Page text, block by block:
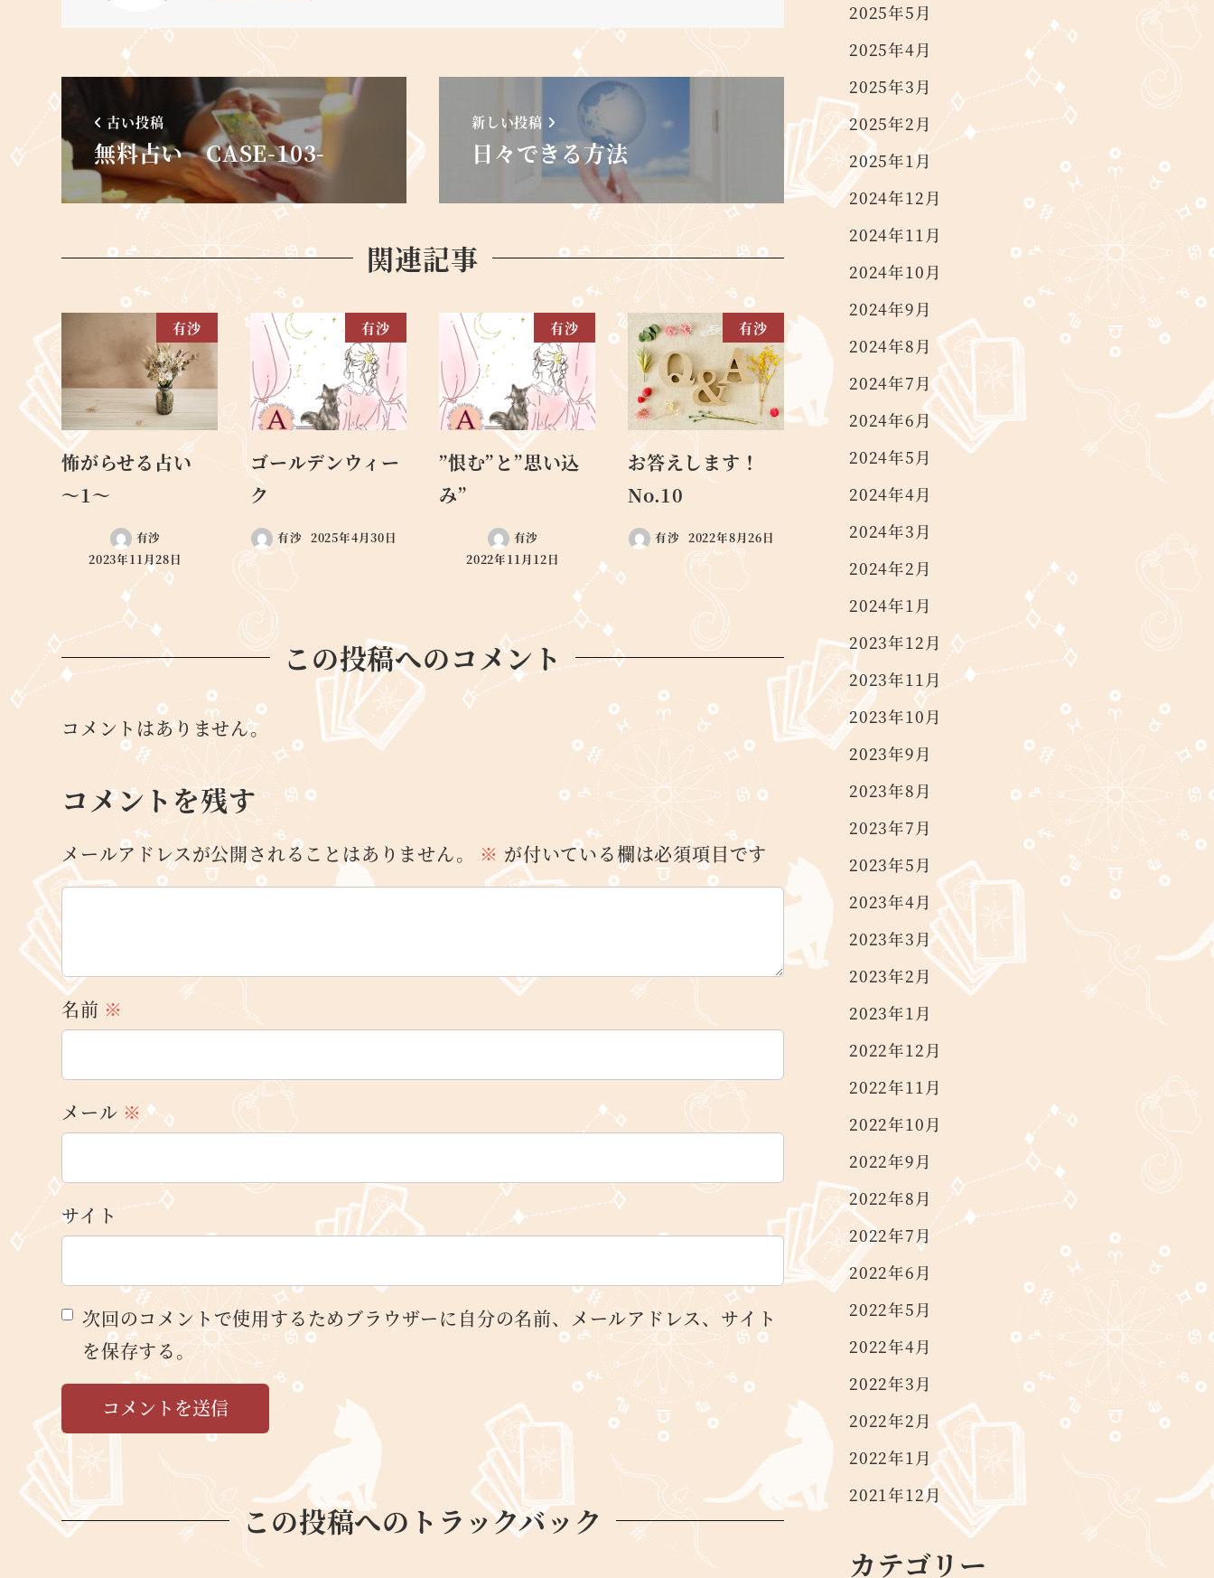
古い投稿
無料占い CASE-103-
新しい投稿
日々できる方法
関連記事
有沙
怖がらせる占い
～1～
有沙
2023年11月28日
有沙
ゴールデンウィー
ク
有沙 2025年4月30日
有沙
”恨む”と”思い込
み”
有沙
2022年11月12日
有沙
お答えします！
No.10
有沙 2022年8月26日
この投稿へのコメント
コメントはありません。
コメントを残す
メールアドレスが公開されることはありません。 ※ が付いている欄は必須項目です
名前 ※
メール ※
サイト
次回のコメントで使用するためブラウザーに自分の名前、メールアドレス、サイト
を保存する。
この投稿へのトラックバック
2025年5月
2025年4月
2025年3月
2025年2月
2025年1月
2024年12月
2024年11月
2024年10月
2024年9月
2024年8月
2024年7月
2024年6月
2024年5月
2024年4月
2024年3月
2024年2月
2024年1月
2023年12月
2023年11月
2023年10月
2023年9月
2023年8月
2023年7月
2023年5月
2023年4月
2023年3月
2023年2月
2023年1月
2022年12月
2022年11月
2022年10月
2022年9月
2022年8月
2022年7月
2022年6月
2022年5月
2022年4月
2022年3月
2022年2月
2022年1月
2021年12月
カテゴリー